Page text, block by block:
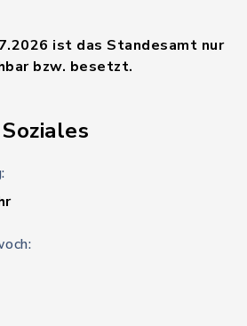
ist das Standesamt nur
bzw. besetzt.